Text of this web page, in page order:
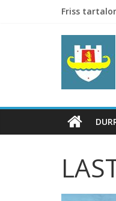
Friss